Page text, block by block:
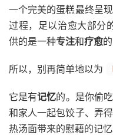
一个完美的蛋糕最终呈
过程，足以治愈大部分
供的是一种专注和疗愈的
所以，别再简单地以为
它是有记忆的。是你偷
和家人一起包饺子、弄
热汤面带来的慰藉的记忆